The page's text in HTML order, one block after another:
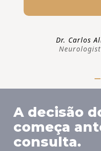
Dr. Carlos
A decisão
começa
consulta.